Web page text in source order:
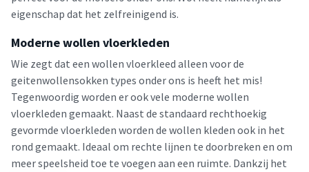
eigenschap dat het zelfreinigend is.
Moderne wollen vloerkleden
Wie zegt dat een wollen vloerkleed alleen voor de
geitenwollensokken types onder ons is heeft het mis!
Tegenwoordig worden er ook vele moderne wollen
vloerkleden gemaakt. Naast de standaard rechthoekig
gevormde vloerkleden worden de wollen kleden ook in het
rond gemaakt. Ideaal om rechte lijnen te doorbreken en om
meer speelsheid toe te voegen aan een ruimte. Dankzij het